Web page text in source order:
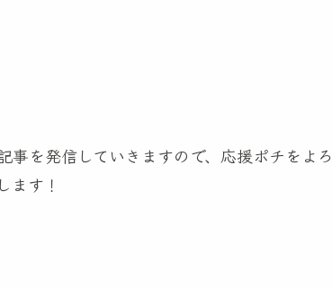
を発信していきますので、応援ポチをよろ
ます！